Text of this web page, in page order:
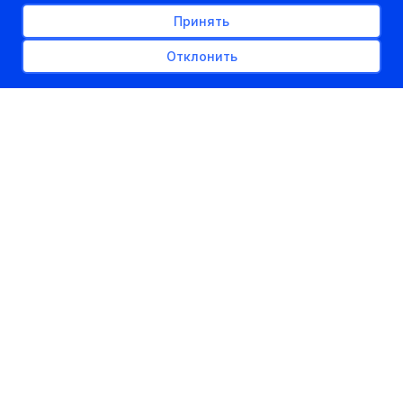
поступать в 2024г. без
экзаменов
Принять
Отклонить